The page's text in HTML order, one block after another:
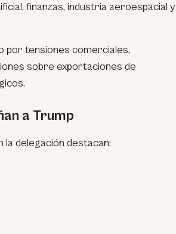
finanzas, industria aeroespacial y
por tensiones comerciales,
sobre exportaciones de
a Trump
delegación destacan: